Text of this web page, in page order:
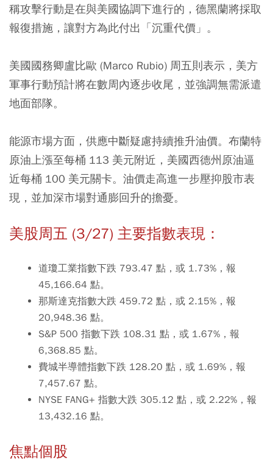
稱攻擊行動是在與美國協調下進行的，德黑蘭將採取
報復措施，讓對方為此付出「沉重代價」。
美國國務卿盧比歐 (Marco Rubio) 周五則表示，美方
軍事行動預計將在數周內逐步收尾，並強調無需派遣
地面部隊。
能源市場方面，供應中斷疑慮持續推升油價。布蘭特
原油上漲至每桶 113 美元附近，美國西德州原油逼
近每桶 100 美元關卡。油價走高進一步壓抑股市表
現，並加深市場對通膨回升的擔憂。
美股周五 (3/27) 主要指數表現：
道瓊工業指數下跌 793.47 點，或 1.73%，報
45,166.64 點。
那斯達克指數大跌 459.72 點，或 2.15%，報
20,948.36 點。
S&P 500 指數下跌 108.31 點，或 1.67%，報
6,368.85 點。
費城半導體指數下跌 128.20 點，或 1.69%，報
7,457.67 點。
NYSE FANG+ 指數大跌 305.12 點，或 2.22%，報
13,432.16 點。
焦點個股